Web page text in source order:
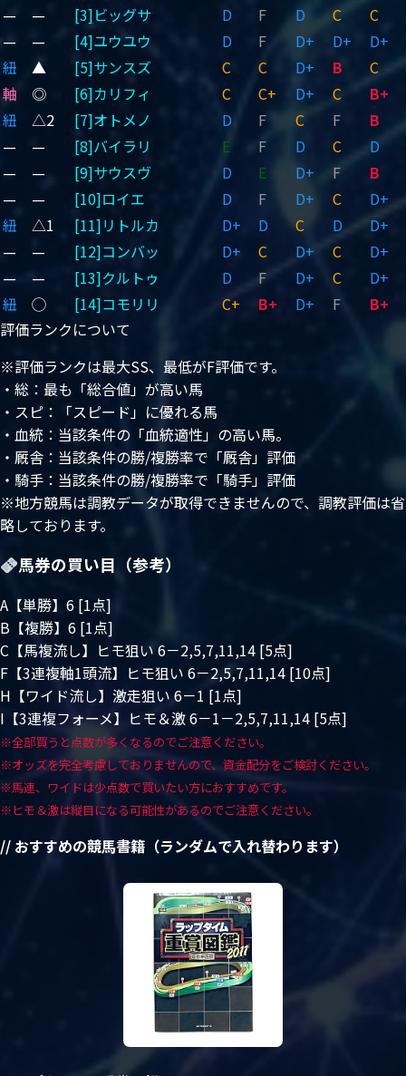
—
— [3]ビッグサ D F D C
C
—
— [4]ユウユウ D F D+ D+
D+
紐
▲ [5]サンスズ C C D+ B
C
軸
◎ [6]カリフィ C C+ D+ C
B+
紐
△2 [7]オトメノ D F C F
B
—
— [8]バイラリ E F D C
D
—
— [9]サウスヴ D E D+ F
B
—
— [10]ロイエ D F D+ C
D+
紐
△1 [11]リトルカ D+ D C D
D+
—
— [12]コンバッ D+ C D+ C
D+
—
— [13]クルトゥ D F D+ C
D+
紐
◯ [14]コモリリ C+ B+ D+ F
B+
評価ランクについて
※評価ランクは最大SS、最低がF評価です。
・総：最も「総合値」が高い馬
・スピ：「スピード」に優れる馬
・血統：当該条件の「血統適性」の高い馬。
・厩舎：当該条件の勝/複勝率で「厩舎」評価
・騎手：当該条件の勝/複勝率で「騎手」評価
※地方競馬は調教データが取得できませんので、調教評価は省
略しております。
馬券の買い目（参考）
A【単勝】6 [1点]
B【複勝】6 [1点]
C【馬複流し】ヒモ狙い 6－2,5,7,11,14 [5点]
F【3連複軸1頭流】ヒモ狙い 6－2,5,7,11,14 [10点]
H【ワイド流し】激走狙い 6－1 [1点]
I【3連複フォーメ】ヒモ＆激 6－1－2,5,7,11,14 [5点]
※全部買うと点数が多くなるのでご注意ください。
※オッズを完全考慮しておりませんので、資金配分をご検討ください。
※馬連、ワイドは少点数で買いたい方におすすめです。
※ヒモ＆激は縦目になる可能性があるのでご注意ください。
// おすすめの競馬書籍（ランダムで入れ替わります）